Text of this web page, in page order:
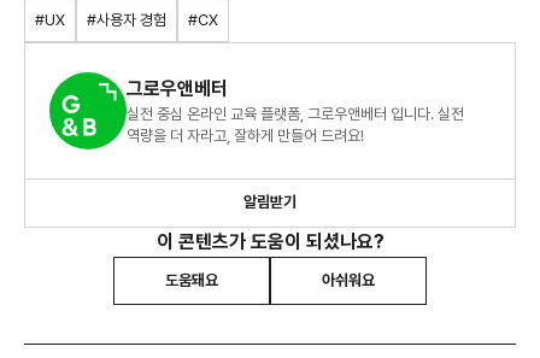
#UX #사용자 경험 #CX
그로우앤베터
실전 중심 온라인 교육 플랫폼, 그로우앤베터 입니다. 실전
역량을 더 자라고, 잘하게 만들어 드려요!
알림받기
이 콘텐츠가 도움이 되셨나요?
도움돼요 아쉬워요